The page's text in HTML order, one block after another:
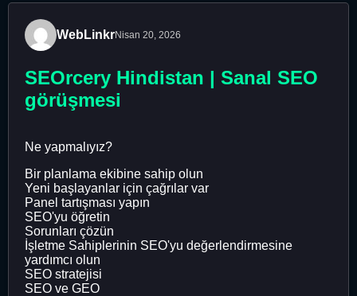
WebLinkrNisan 20, 2026
SEOrcery Hindistan | Sanal SEO
görüşmesi
Ne yapmalıyız?
Bir planlama ekibine sahip olun
Yeni başlayanlar için çağrılar var
Panel tartışması yapın
SEO'yu öğretin
Sorunları çözün
İşletme Sahiplerinin SEO'yu değerlendirmesine
yardımcı olun
SEO stratejisi
SEO ve GEO